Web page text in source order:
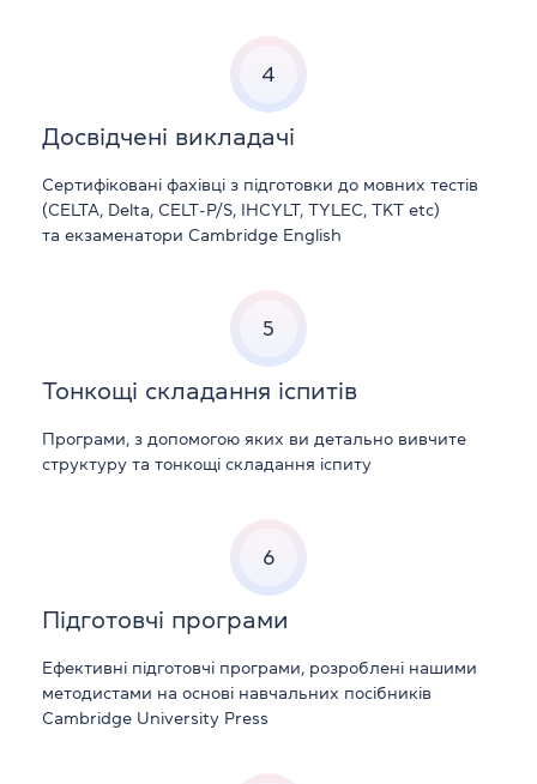
4
Досвідчені викладачі
Сертифіковані фахівці з підготовки до мовних тестів
(CELTA, Delta, CELT-P/S, IHCYLT, TYLEC, TKT etc)
та екзаменатори Cambridge English
5
Тонкощі складання іспитів
Програми, з допомогою яких ви детально вивчите
структуру та тонкощі складання іспиту
6
Підготовчі програми
Ефективні підготовчі програми, розроблені нашими
методистами на основі навчальних посібників
Cambridge University Press